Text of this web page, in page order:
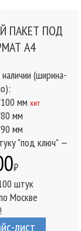
ПАКЕТ ПОД
А4
(ширина-
мм хит
мм
мм
"под ключ" —
₽
штук
Москве
лист